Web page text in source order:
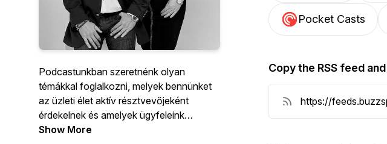
Podcastunkban szeretnénk olyan
témákkal foglalkozni, melyek bennünket
az üzleti élet aktív résztvevőjeként
érdekelnek és amelyek ügyfeleink
mindennapjait segítik, támogatják. Főbb
Show More
Pocket Casts
Copy the RSS feed